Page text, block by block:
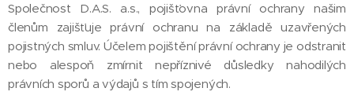
Společnost D.A.S. a.s., pojišťovna právní ochrany našim
členům zajišťuje právní ochranu na základě uzavřených
pojistných smluv. Účelem pojištění právní ochrany je odstranit
nebo alespoň zmírnit nepříznivé důsledky nahodilých
právních sporů a výdajů s tím spojených.